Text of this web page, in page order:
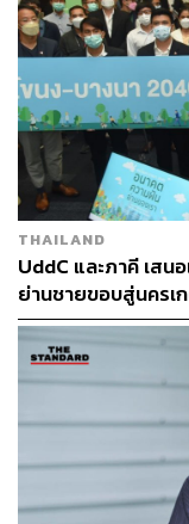
THAILAND
UddC และภาคี เส
ย่านชายขอบสู่นครเ